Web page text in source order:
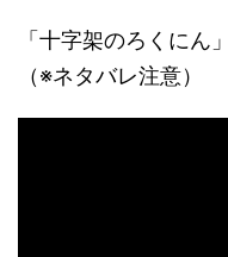
「十字架のろくにん
（※ネタバレ注意）